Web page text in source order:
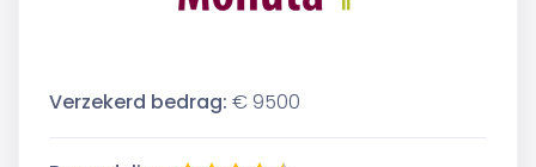
Verzekerd bedrag: € 9500